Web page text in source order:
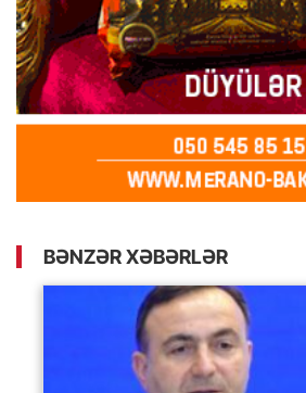
BƏNZƏR XƏBƏRLƏR